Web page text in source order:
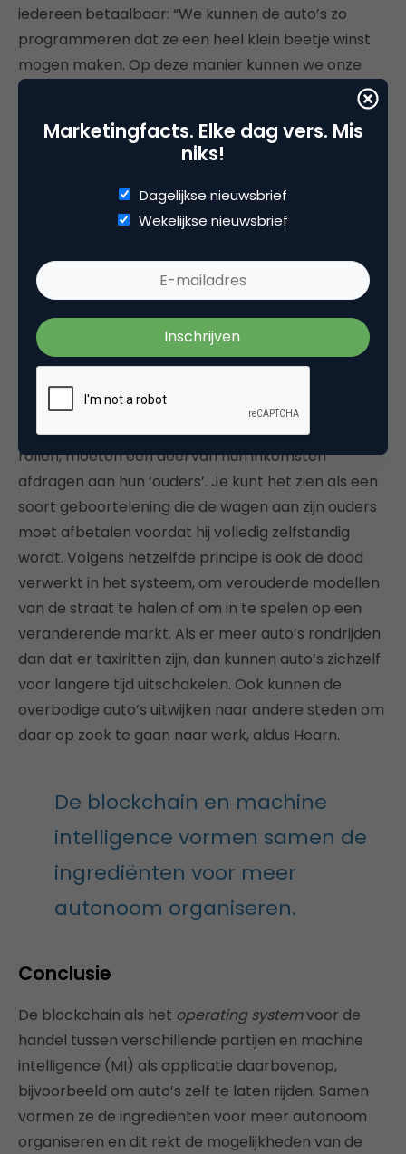
iedereen betaalbaar: “We kunnen de auto’s zo
programmeren dat ze een heel klein beetje winst
mogen maken. Op deze manier kunnen we onze
machines de meest morele en sociaal voelende
Hearn benadrukt dat de auto’s, alhoewel ze volledig
zelfstandig werken, geen bewustzijn hebben. Ze
kunnen zo geprogrammeerd worden dat ze zichzelf
updaten. Ook kunnen ze het verdiende geld
gebruiken om menselijke software-ontwikkelaars in
te huren om hun code aan te passen of om te
auto’s kunnen zelfs hun ‘spaargeld’ bij elkaar leggen
om nieuwe auto’s te kopen — om ‘kinderen’ te
krijgen.
Auto’s die op deze manier van de productieband
rollen, moeten een deel van hun inkomsten
afdragen aan hun ‘ouders’. Je kunt het zien als een
soort geboortelening die de wagen aan zijn ouders
moet afbetalen voordat hij volledig zelfstandig
wordt. Volgens hetzelfde principe is ook de dood
verwerkt in het systeem, om verouderde modellen
van de straat te halen of om in te spelen op een
veranderende markt. Als er meer auto’s rondrijden
dan dat er taxiritten zijn, dan kunnen auto’s zichzelf
voor langere tijd uitschakelen. Ook kunnen de
overbodige auto’s uitwijken naar andere steden om
daar op zoek te gaan naar werk, aldus Hearn.
De blockchain en machine
intelligence vormen samen de
ingrediënten voor meer
autonoom organiseren.
Conclusie
De blockchain als het operating systemvoor de
handel tussen verschillende partijen en machine
intelligence (MI) als applicatie daarbovenop,
bijvoorbeeld om auto’s zelf te laten rijden. Samen
vormen ze de ingrediënten voor meer autonoom
organiseren en dit rekt de mogelijkheden van de
Marketingfacts. Elke dag vers. Mis
niks!
Dagelijkse nieuwsbrief
Wekelijkse nieuwsbrief